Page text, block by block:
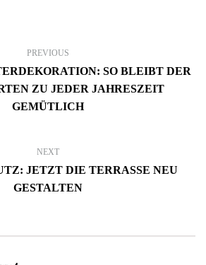
PREVIOUS
SO BLEIBT DER
ZU JEDER JAHRESZEIT
GEMÜTLICH
NEXT
JETZT DIE TERRASSE NEU
GESTALTEN